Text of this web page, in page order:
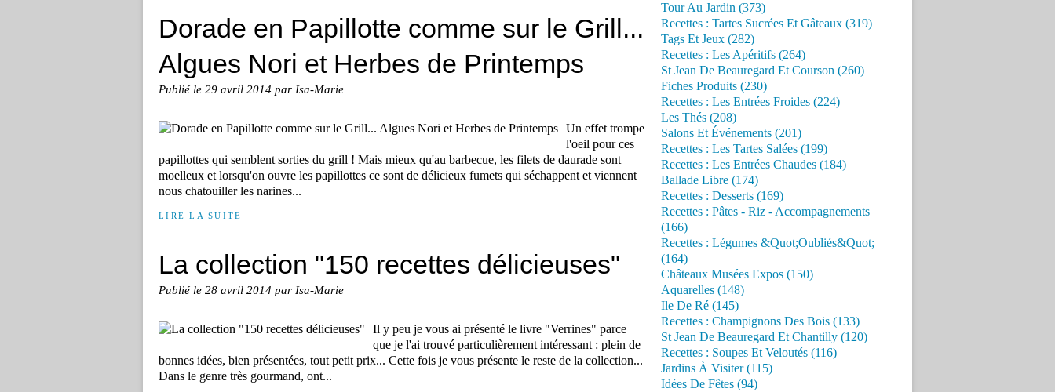
Dorade en Papillotte comme sur le Grill...
Algues Nori et Herbes de Printemps
Publié le 29 avril 2014 par Isa-Marie
Un effet trompe
l'oeil pour ces
papillottes qui semblent sorties du grill ! Mais mieux qu'au barbecue, les filets de daurade sont
moelleux et lorsqu'on ouvre les papillottes ce sont de délicieux fumets qui séchappent et viennent
nous chatouiller les narines...
LIRE LA SUITE
La collection "150 recettes délicieuses"
Publié le 28 avril 2014 par Isa-Marie
Il y peu je vous ai présenté le livre "Verrines" parce
que je l'ai trouvé particulièrement intéressant : plein de
bonnes idées, bien présentées, tout petit prix... Cette fois je vous présente le reste de la collection...
Dans le genre très gourmand, ont...
Tour Au Jardin (373)
Recettes : Tartes Sucrées Et Gâteaux (319)
Tags Et Jeux (282)
Recettes : Les Apéritifs (264)
St Jean De Beauregard Et Courson (260)
Fiches Produits (230)
Recettes : Les Entrées Froides (224)
Les Thés (208)
Salons Et Événements (201)
Recettes : Les Tartes Salées (199)
Recettes : Les Entrées Chaudes (184)
Ballade Libre (174)
Recettes : Desserts (169)
Recettes : Pâtes - Riz - Accompagnements
(166)
Recettes : Légumes &Quot;Oubliés&Quot;
(164)
Châteaux Musées Expos (150)
Aquarelles (148)
Ile De Ré (145)
Recettes : Champignons Des Bois (133)
St Jean De Beauregard Et Chantilly (120)
Recettes : Soupes Et Veloutés (116)
Jardins À Visiter (115)
Idées De Fêtes (94)